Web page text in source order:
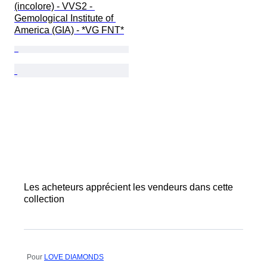
(incolore) - VVS2 -
Gemological Institute of
America (GIA) - *VG FNT*
Les acheteurs apprécient les vendeurs dans cette
collection
Pour LOVE DIAMONDS